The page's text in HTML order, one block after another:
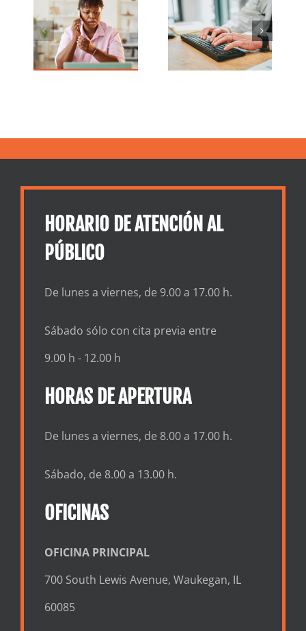
dirigidas a
personas
mayores
frecuentes
sobre la
recesión
HORARIO DE ATENCIÓN AL
PÚBLICO
De lunes a viernes, de 9.00 a 17.00 h.
Sábado sólo con cita previa entre
9.00 h - 12.00 h
HORAS DE APERTURA
De lunes a viernes, de 8.00 a 17.00 h.
Sábado, de 8.00 a 13.00 h.
OFICINAS
OFICINA PRINCIPAL
700 South Lewis Avenue, Waukegan, IL
60085